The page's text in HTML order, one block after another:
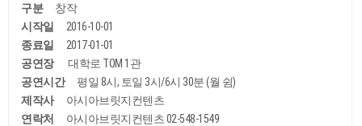
구분
창작
시작일
2016-10-01
종료일
2017-01-01
공연장
대학로 TOM 1관
공연시간
평일 8시, 토일 3시/6시 30분 (월 쉼)
제작사
아시아브릿지컨텐츠
연락처
아시아브릿지컨텐츠 02-548-1549